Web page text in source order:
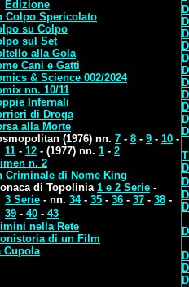
Edizione
Colpo Spericolato
su Colpo
sul Set
alla Gola
Cani e Gatti
& Science 002/2024
nn. 10/11
Infernali
di Droga
alla Morte
(1976) nn. 7 - 8 - 9 - 10 -
11 - 12 - (1977) nn. 1 - 2
n. 2
Criminale di Nome King
di Topolinia 1 e 2 Serie -
3 Serie - nn. 34- 35 - 36 - 37 - 38 -
39 - 40 - 43
nella Rete
di un Film
Cupola